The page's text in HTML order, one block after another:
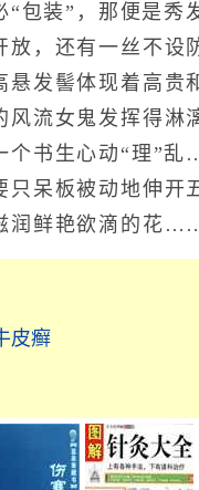
装”，那便是秀
放，还有一丝不
发髻体现着高
流女鬼发挥得
个书生心动“理”
呆板被动地伸
润鲜艳欲滴的花
皮癣